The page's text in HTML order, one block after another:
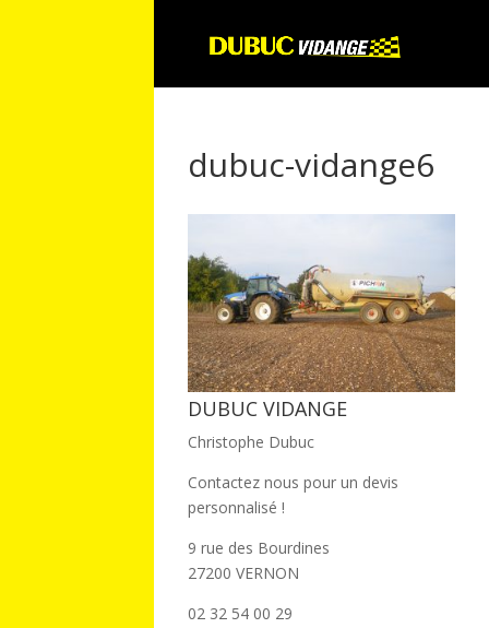
dubuc-vidange6
DUBUC VIDANGE
Christophe Dubuc
Contactez nous pour un devis
personnalisé !
9 rue des Bourdines
27200 VERNON
02 32 54 00 29